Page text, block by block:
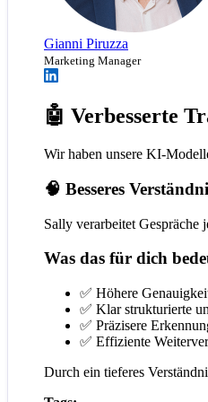
Gianni Piruzza
Marketing Manager
🤖 Verbesserte
Wir haben unsere KI-
🧠 Besseres
Sally verarbeitet
Was das für dich
✅ Höhere
✅ Klar strukturierte
✅ Präzisere
✅ Effiziente
Durch ein tieferes